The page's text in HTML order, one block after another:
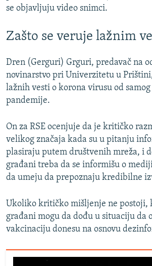
se objavljuju video snimci.
Zašto se veruje lažnim
Dren (Gerguri) Grguri, predavač na
novinarstvo pri Univerzitetu u
lažnih vesti o korona virusu od
pandemije.
On za RSE ocenjuje da je kritičko
velikog značaja kada su u pitanju
plasiraju putem društvenih mreža, i
građani treba da se informišu o
da umeju da prepoznaju kredibilne
Ukoliko kritičko mišljenje ne postoji,
građani mogu da dođu u situaciju da
vakcinaciju donesu na osnovu